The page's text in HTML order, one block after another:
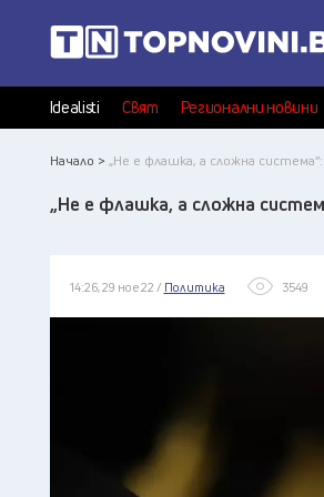
Idealisti Свят Регионални новини
Начало > „Не е флашка, а сложна
„Не е флашка, а сложна
14:26, 29 ное 22 / Политика 3549